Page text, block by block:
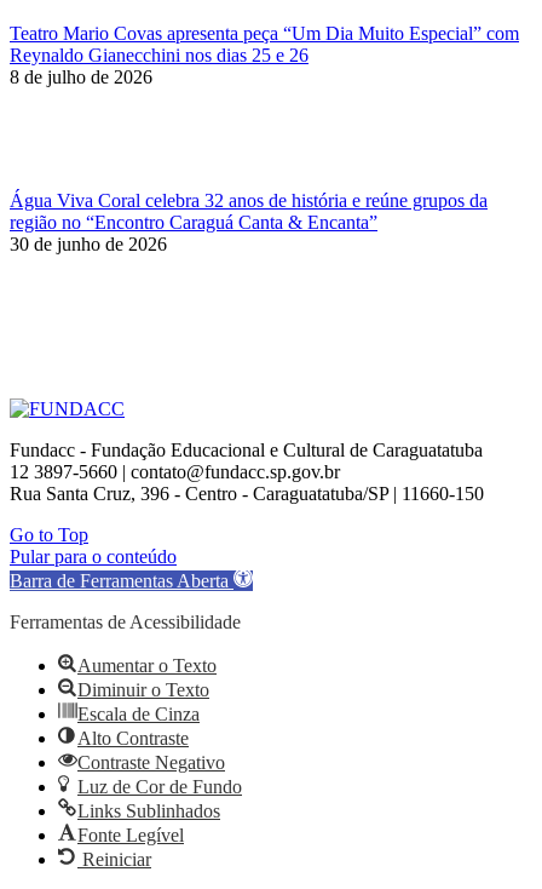
Teatro Mario Covas apresenta peça “Um Dia Muito Especial” com
Reynaldo Gianecchini nos dias 25 e 26
8 de julho de 2026
Água Viva Coral celebra 32 anos de história e reúne grupos da
região no “Encontro Caraguá Canta & Encanta”
30 de junho de 2026
Fundacc - Fundação Educacional e Cultural de Caraguatatuba
12 3897-5660 | contato@fundacc.sp.gov.br
Rua Santa Cruz, 396 - Centro - Caraguatatuba/SP | 11660-150
Go to Top
Pular para o conteúdo
Barra de Ferramentas Aberta
Ferramentas de Acessibilidade
Aumentar o Texto
Diminuir o Texto
Escala de Cinza
Alto Contraste
Contraste Negativo
Luz de Cor de Fundo
Links Sublinhados
Fonte Legível
Reiniciar